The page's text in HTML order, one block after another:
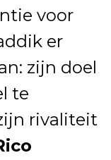
voor
er
zijn doel
te
rivaliteit